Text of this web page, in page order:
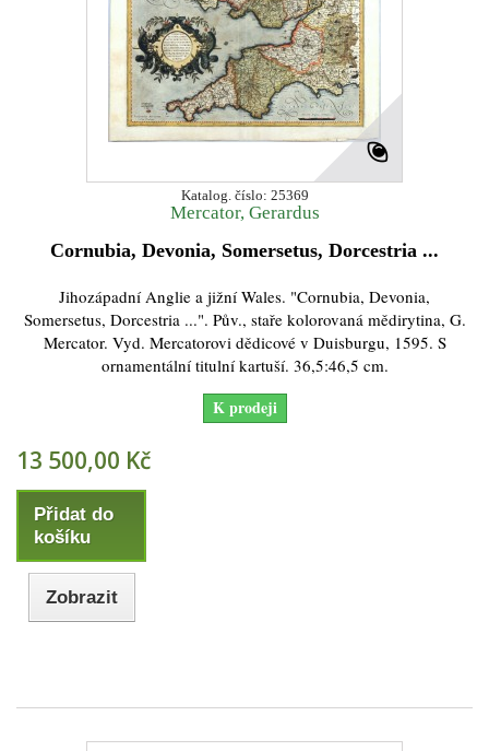
Katalog. číslo: 25369
Mercator, Gerardus
Cornubia, Devonia, Somersetus, Dorcestria ...
Jihozápadní Anglie a jižní Wales. "Cornubia, Devonia,
Somersetus, Dorcestria ...". Pův., staře kolorovaná mědirytina, G.
Mercator. Vyd. Mercatorovi dědicové v Duisburgu, 1595. S
ornamentální titulní kartuší. 36,5:46,5 cm.
K prodeji
13 500,00 Kč
Přidat do
košíku
Zobrazit